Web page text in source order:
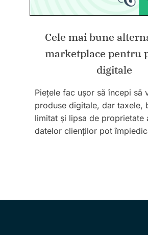
Cele mai bune
marketplace pentru
digitale
Piețele fac ușor să începi să
produse digitale, dar taxele,
limitat și lipsa de proprietate
datelor clienților pot